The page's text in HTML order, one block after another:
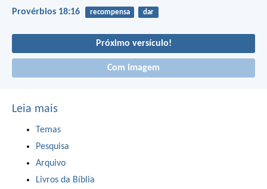
Provérbios 18:16 recompensa dar
Próximo versículo!
Com imagem
Leia mais
Temas
Pesquisa
Arquivo
Livros da Bíblia